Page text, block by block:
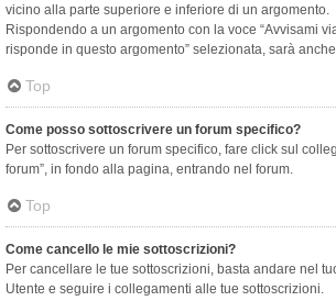
vicino alla parte superiore e inferiore di un argomento.
Rispondendo a un argomento con la voce “Avvisami
risponde in questo argomento” selezionata, sarà
Top
Come posso sottoscrivere un forum specifico?
Per sottoscrivere un forum specifico, fare click sul
forum”, in fondo alla pagina, entrando nel forum.
Top
Come cancello le mie sottoscrizioni?
Per cancellare le tue sottoscrizioni, basta andare nel
Utente e seguire i collegamenti alle tue sottoscrizioni.